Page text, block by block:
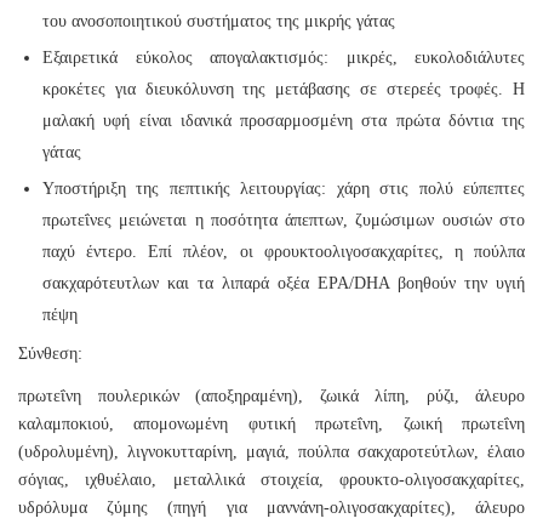
του ανοσοποιητικού συστήματος της μικρής γάτας
Εξαιρετικά εύκολος απογαλακτισμός: μικρές, ευκολοδιάλυτες
κροκέτες για διευκόλυνση της μετάβασης σε στερεές τροφές. Η
μαλακή υφή είναι ιδανικά προσαρμοσμένη στα πρώτα δόντια της
γάτας
Υποστήριξη της πεπτικής λειτουργίας: χάρη στις πολύ εύπεπτες
πρωτεΐνες μειώνεται η ποσότητα άπεπτων, ζυμώσιμων ουσιών στο
παχύ έντερο. Επί πλέον, οι φρουκτοολιγοσακχαρίτες, η πούλπα
σακχαρότευτλων και τα λιπαρά οξέα EPA/DHA βοηθούν την υγιή
πέψη
Σύνθεση:
πρωτεΐνη πουλερικών (αποξηραμένη), ζωικά λίπη, ρύζι, άλευρο
καλαμποκιού, απομονωμένη φυτική πρωτεΐνη, ζωική πρωτεΐνη
(υδρολυμένη), λιγνοκυτταρίνη, μαγιά, πούλπα σακχαροτεύτλων, έλαιο
σόγιας, ιχθυέλαιο, μεταλλικά στοιχεία, φρουκτο-ολιγοσακχαρίτες,
υδρόλυμα ζύμης (πηγή για μαννάνη-ολιγοσακχαρίτες), άλευρο